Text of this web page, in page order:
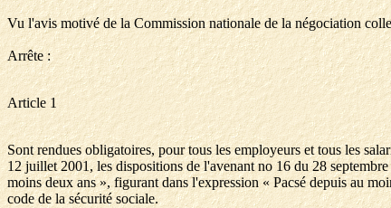
Vu l'avis motivé de la Commission nationale de la négociation
Arrête :
Article 1
Sont rendues obligatoires, pour tous les employeurs et tous les
12 juillet 2001, les dispositions de l'avenant no 16 du 28
moins deux ans », figurant dans l'expression « Pacsé depuis au
code de la sécurité sociale.